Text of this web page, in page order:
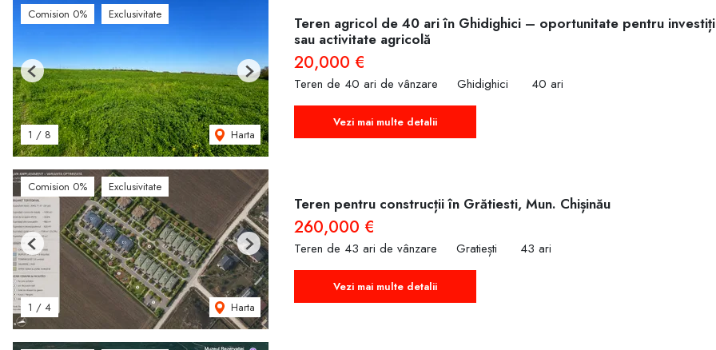
Comision 0% Exclusivitate
1 / 8 Harta
Previous Next
Teren agricol de 40 ari în Ghidighici – oportunitate pentru
sau activitate agricolă
20,000 €
Teren de 40 ari de vânzare Ghidighici 40 ari
Vezi mai multe detalii
Comision 0% Exclusivitate
1 / 4 Harta
Previous Next
Teren pentru construcții în Grătiesti, Mun. Chișinău
260,000 €
Teren de 43 ari de vânzare Gratiești 43 ari
Vezi mai multe detalii